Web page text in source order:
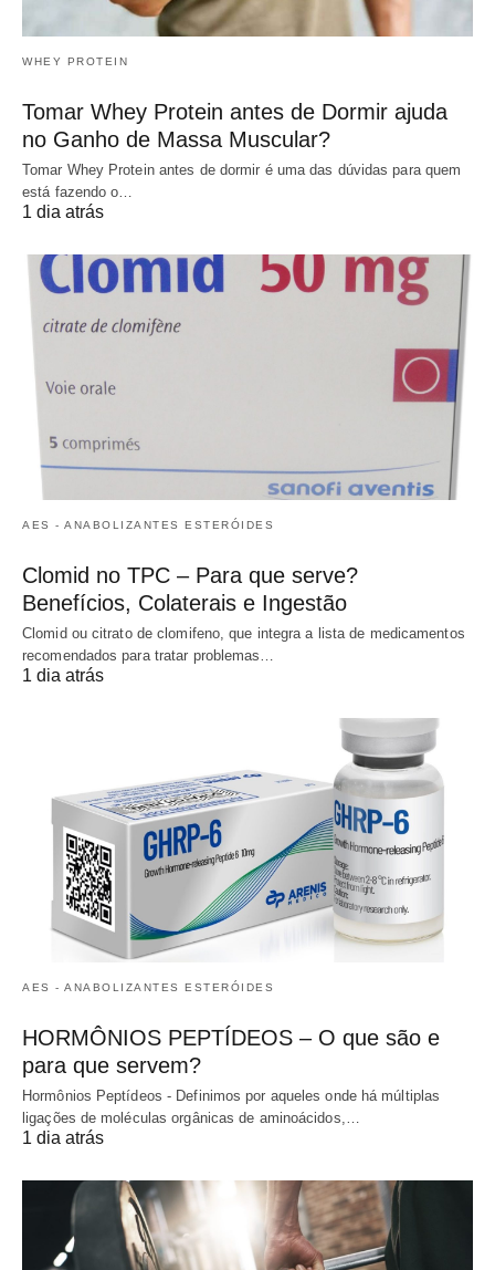
WHEY PROTEIN
Tomar Whey Protein antes de Dormir ajuda
no Ganho de Massa Muscular?
Tomar Whey Protein antes de dormir é uma das dúvidas para quem
está fazendo o…
1 dia atrás
AES - ANABOLIZANTES ESTERÓIDES
Clomid no TPC – Para que serve?
Benefícios, Colaterais e Ingestão
Clomid ou citrato de clomifeno, que integra a lista de medicamentos
recomendados para tratar problemas…
1 dia atrás
AES - ANABOLIZANTES ESTERÓIDES
HORMÔNIOS PEPTÍDEOS – O que são e
para que servem?
Hormônios Peptídeos - Definimos por aqueles onde há múltiplas
ligações de moléculas orgânicas de aminoácidos,…
1 dia atrás